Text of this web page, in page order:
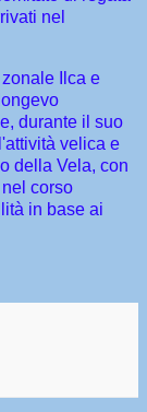
nel
Ilca e
durante il suo
velica e
della Vela, con
corso
in base ai